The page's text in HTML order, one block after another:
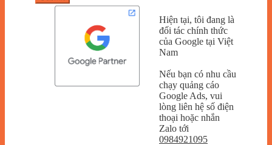
Hiện tại, tôi đang là
đối tác chính thức
của Google tại Việt
Nam
Nếu bạn có nhu cầu
chạy quảng cáo
Google Ads, vui
lòng liên hệ số điện
thoại hoặc nhắn
Zalo tới
0984921095